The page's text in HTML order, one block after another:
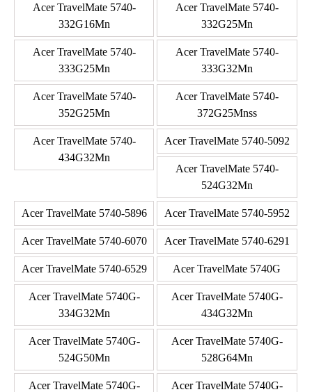
Acer TravelMate 5740-
332G16Mn
Acer TravelMate 5740-
332G25Mn
Acer TravelMate 5740-
333G25Mn
Acer TravelMate 5740-
333G32Mn
Acer TravelMate 5740-
352G25Mn
Acer TravelMate 5740-
372G25Mnss
Acer TravelMate 5740-
434G32Mn
Acer TravelMate 5740-5092
Acer TravelMate 5740-
524G32Mn
Acer TravelMate 5740-5896 Acer TravelMate 5740-5952
Acer TravelMate 5740-6070 Acer TravelMate 5740-6291
Acer TravelMate 5740-6529 Acer TravelMate 5740G
Acer TravelMate 5740G-
334G32Mn
Acer TravelMate 5740G-
434G32Mn
Acer TravelMate 5740G-
524G50Mn
Acer TravelMate 5740G-
528G64Mn
Acer TravelMate 5740G-
Acer TravelMate 5740G-